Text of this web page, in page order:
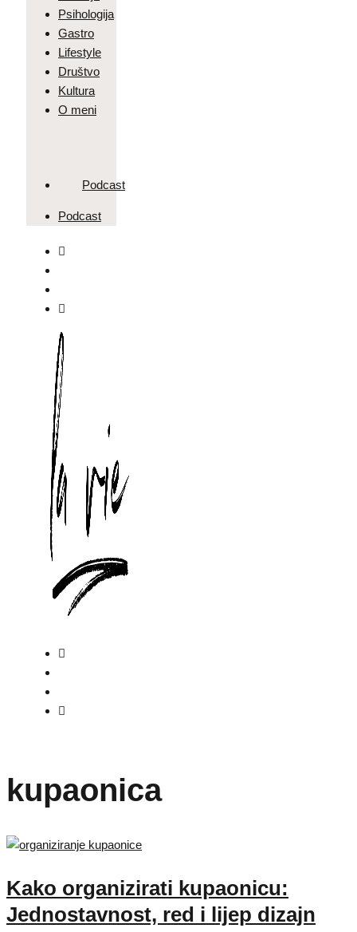
Psihologija
Gastro
Lifestyle
Društvo
Kultura
O meni
Podcast
Podcast
kupaonica
Kako organizirati kupaonicu:
Jednostavnost, red i lijep dizajn